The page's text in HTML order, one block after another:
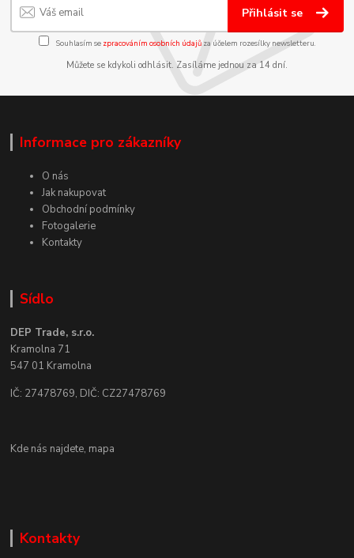
Přihlásit se
Souhlasím se zpracováním osobních údajůza účelem rozesílky newsletteru.
Můžete se kdykoli odhlásit. Zasíláme jednou za 14 dní.
Informace pro zákazníky
O nás
Jak nakupovat
Obchodní podmínky
Fotogalerie
Kontakty
Sídlo
DEP Trade, s.r.o.
Kramolna 71
547 01 Kramolna
IČ: 27478769, DIČ: CZ27478769
Kde nás najdete, mapa
Kontakty